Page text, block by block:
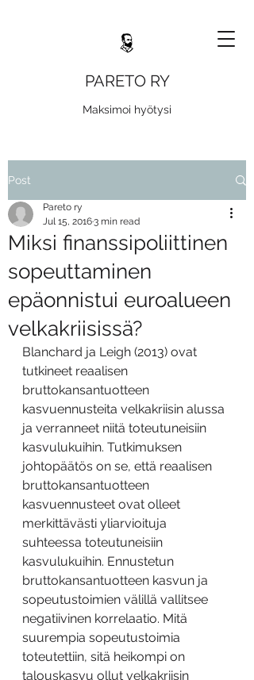
PARETO RY
Maksimoi hyötysi
Post
Miksi finanssipoliittinen
sopeuttaminen
epäonnistui euroalueen
velkakriisissä?
Pareto ry
Jul 15, 20163 min read
Blanchard ja Leigh (2013) ovat
tutkineet reaalisen
bruttokansantuotteen
kasvuennusteita velkakriisin alussa
ja verranneet niitä toteutuneisiin
kasvulukuihin. Tutkimuksen
johtopäätös on se, että reaalisen
bruttokansantuotteen
kasvuennusteet ovat olleet
merkittävästi yliarvioituja
suhteessa toteutuneisiin
kasvulukuihin. Ennustetun
bruttokansantuotteen kasvun ja
sopeutustoimien välillä vallitsee
negatiivinen korrelaatio. Mitä
suurempia sopeutustoimia
toteutettiin, sitä heikompi on
talouskasvu ollut velkakriisin